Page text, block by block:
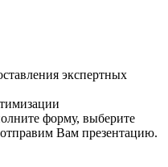
экспертных
форму, выберите
Вам презентацию.